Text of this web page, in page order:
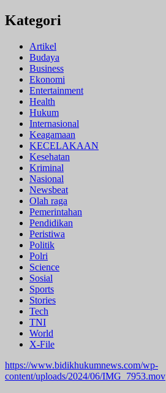
Kategori
Artikel
Budaya
Business
Ekonomi
Entertainment
Health
Hukum
Internasional
Keagamaan
KECELAKAAN
Kesehatan
Kriminal
Nasional
Newsbeat
Olah raga
Pemerintahan
Pendidikan
Peristiwa
Politik
Polri
Science
Sosial
Sports
Stories
Tech
TNI
World
X-File
https://www.bidikhukumnews.com/wp-
content/uploads/2024/06/IMG_7953.mov